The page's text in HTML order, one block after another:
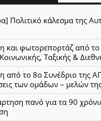
Πολιτικό κάλεσμα της
και φωτορεπορτάζ από το
Ταξικής &
από το 8ο Συνέδριο της
των ομάδων – μελών
πανό για τα 90